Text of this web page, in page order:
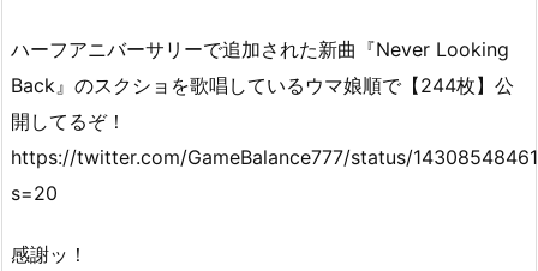
ハーフアニバーサリーで追加された新曲『Never Looking
Back』のスクショを歌唱しているウマ娘順で【244枚】公
開してるぞ！
https://twitter.com/GameBalance777/status/
s=20
感謝ッ！